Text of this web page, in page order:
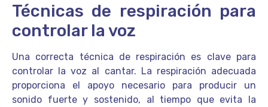
Técnicas de respiración para
controlar la voz
Una correcta técnica de respiración es clave para
controlar la voz al cantar. La respiración adecuada
proporciona el apoyo necesario para producir un
sonido fuerte y sostenido, al tiempo que evita la